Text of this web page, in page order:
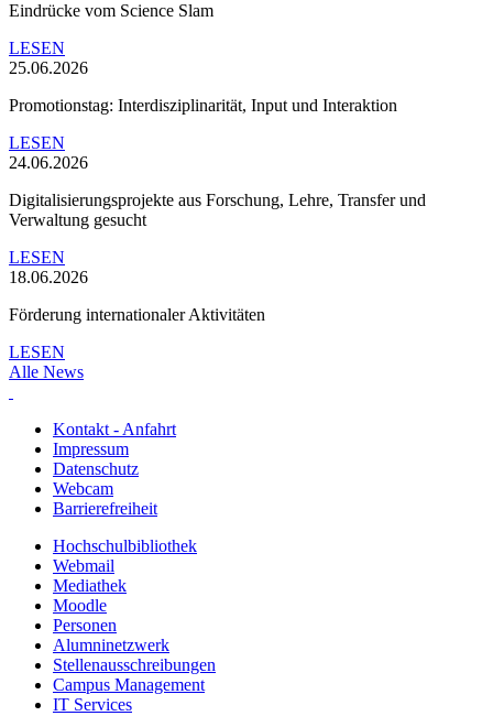
Eindrücke vom Science Slam
LESEN
25.06.2026
Promotionstag: Interdisziplinarität, Input und Interaktion
LESEN
24.06.2026
Digitalisierungsprojekte aus Forschung, Lehre, Transfer und
Verwaltung gesucht
LESEN
18.06.2026
Förderung internationaler Aktivitäten
LESEN
Alle News
Kontakt - Anfahrt
Impressum
Datenschutz
Webcam
Barrierefreiheit
Hochschulbibliothek
Webmail
Mediathek
Moodle
Personen
Alumninetzwerk
Stellenausschreibungen
Campus Management
IT Services